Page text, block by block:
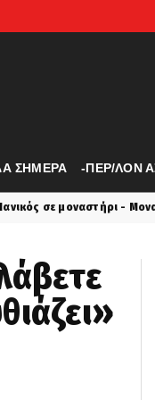
ΣΗΜΕΡΑ -ΠΕΡ/ΛΟΝ
επιτέθηκε με